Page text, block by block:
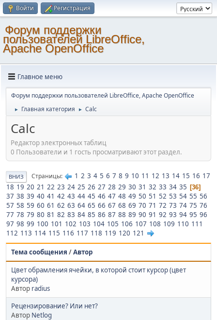
Войти Регистрация
Форум поддержки
пользователей LibreOffice,
Apache OpenOffice
Главное меню
Форум поддержки пользователей LibreOffice, Apache OpenOffice
► Главная категория ► Calc
Calc
Редактор электронных таблиц
0 Пользователи и 1 гость просматривают этот раздел.
ВНИЗ Страницы 1 2 3 4 5 6 7 8 9 10 11 12 13 14 15 16 17
18 19 20 21 22 23 24 25 26 27 28 29 30 31 32 33 34 35 36
37 38 39 40 41 42 43 44 45 46 47 48 49 50 51 52 53 54 55 56
57 58 59 60 61 62 63 64 65 66 67 68 69 70 71 72 73 74 75 76
77 78 79 80 81 82 83 84 85 86 87 88 89 90 91 92 93 94 95 96
97 98 99 100 101 102 103 104 105 106 107 108 109 110 111
112 113 114 115 116 117 118 119 120 121
Тема сообщения /Автор
Цвет обрамления ячейки, в которой стоит курсор (цвет
курсора)
Автор radius
Рецензирование? Или нет?
Автор Netlog